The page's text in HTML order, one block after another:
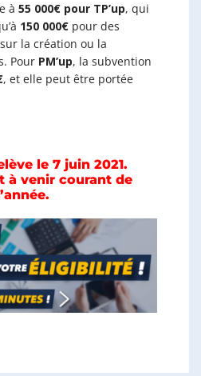
à 55 000€ pour TP’up, qui
150 000€ pour des
la création ou la
Pour PM’up, la subvention
, et elle peut être portée
le 7 juin 2021.
à venir courant de